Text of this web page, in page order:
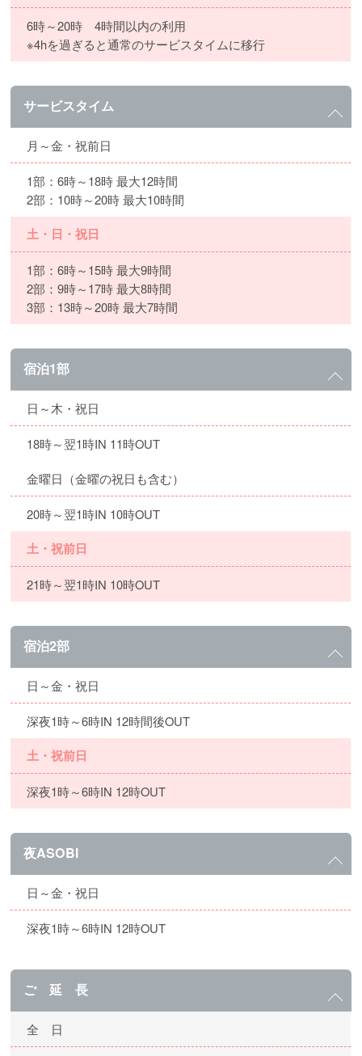
6時～20時 4時間以内の利用
※4hを過ぎると通常のサービスタイムに移行
サービスタイム
月～金・祝前日
1部：6時～18時 最大12時間
2部：10時～20時 最大10時間
土・日・祝日
1部：6時～15時 最大9時間
2部：9時～17時 最大8時間
3部：13時～20時 最大7時間
宿泊1部
日～木・祝日
18時～翌1時IN 11時OUT
金曜日（金曜の祝日も含む）
20時～翌1時IN 10時OUT
土・祝前日
21時～翌1時IN 10時OUT
宿泊2部
日～金・祝日
深夜1時～6時IN 12時間後OUT
土・祝前日
深夜1時～6時IN 12時OUT
夜ASOBI
日～金・祝日
深夜1時～6時IN 12時OUT
ご 延 長
全 日